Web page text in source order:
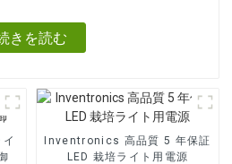
きを読む
Inventronics 高品質 5 年保証
LED 栽培ライト用電源